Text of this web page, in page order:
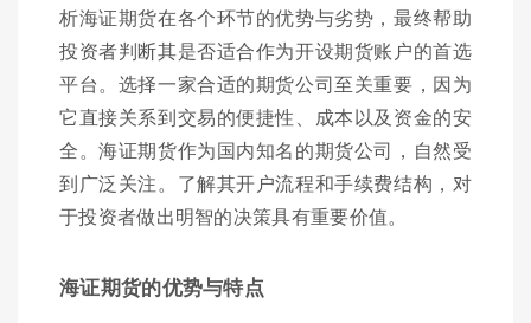
析海证期货在各个环节的优势与劣势，最终帮助
投资者判断其是否适合作为开设期货账户的首选
平台。选择一家合适的期货公司至关重要，因为
它直接关系到交易的便捷性、成本以及资金的安
全。海证期货作为国内知名的期货公司，自然受
到广泛关注。了解其开户流程和手续费结构，对
于投资者做出明智的决策具有重要价值。
海证期货的优势与特点